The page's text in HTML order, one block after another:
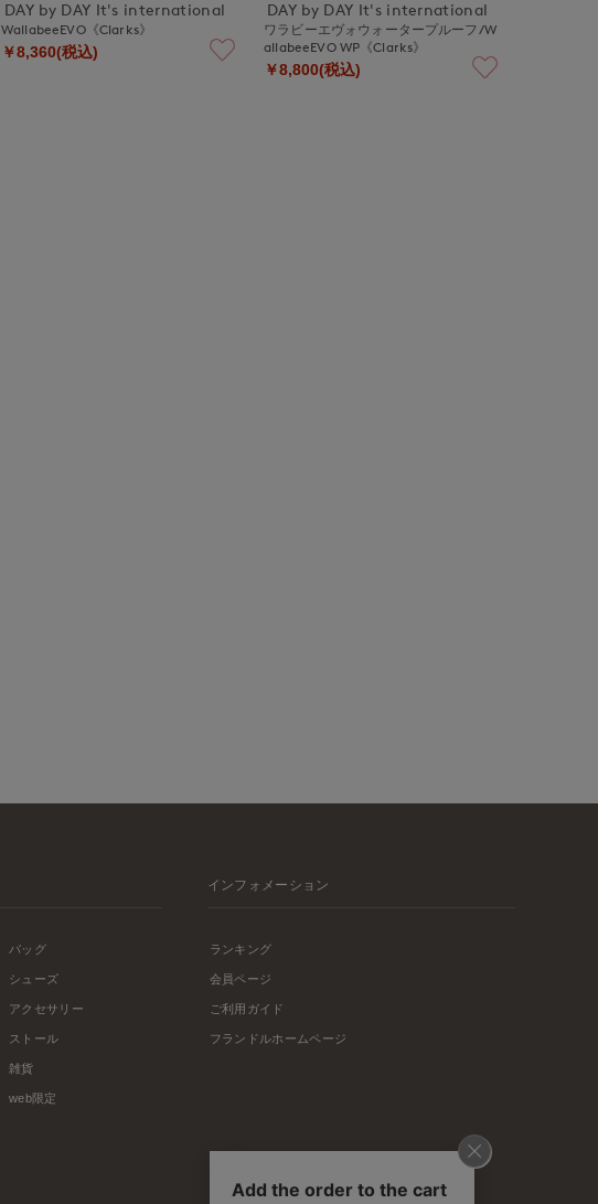
DAY by DAY It's international
WallabeeEVO《Clarks》
￥8,360(税込)
DAY by DAY It's international
ワラビーエヴォウォータープルーフ/W
allabeeEVO WP《Clarks》
￥8,800(税込)
バッグ
シューズ
アクセサリー
ストール
雑貨
web限定
インフォメーション
ランキング
会員ページ
ご利用ガイド
フランドルホームページ